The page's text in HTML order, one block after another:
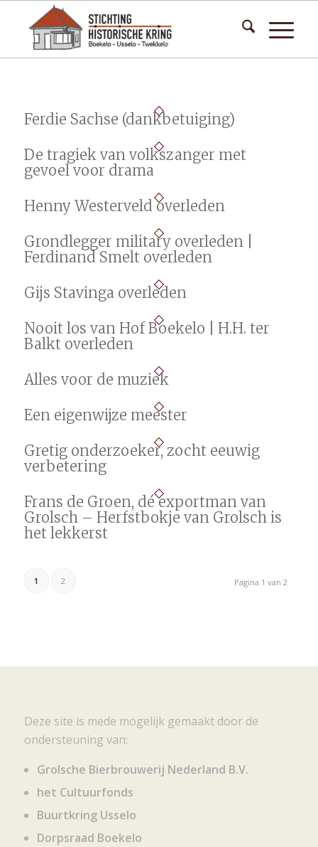
Ferdie Sachse (dankbetuiging)
De tragiek van volkszanger met
gevoel voor drama
Henny Westerveld overleden
Grondlegger military overleden |
Ferdinand Smelt overleden
Gijs Stavinga overleden
Nooit los van Hof Boekelo | H.H. ter
Balkt overleden
Alles voor de muziek
Een eigenwijze meester
Gretig onderzoeker, zocht eeuwig
verbetering
Frans de Groen, dé exportman van
Grolsch – Herfstbokje van Grolsch is
het lekkerst
Pagina 1 van 2
1 2
Deze site is mede mogelijk gemaakt door de
ondersteuning van:
Grolsche Bierbrouwerij Nederland B.V.
het Cultuurfonds
Buurtkring Usselo
Dorpsraad Boekelo